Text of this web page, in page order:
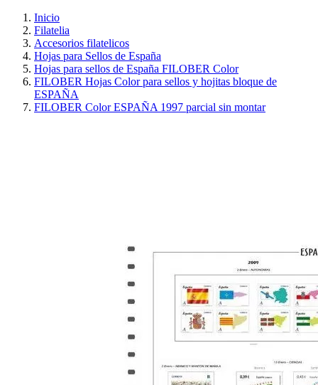
Inicio
Filatelia
Accesorios filatelicos
Hojas para Sellos de España
Hojas para sellos de España FILOBER Color
FILOBER Hojas Color para sellos y hojitas bloque de
ESPAÑA
FILOBER Color ESPAÑA 1997 parcial sin montar